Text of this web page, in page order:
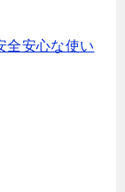
全安心な使い